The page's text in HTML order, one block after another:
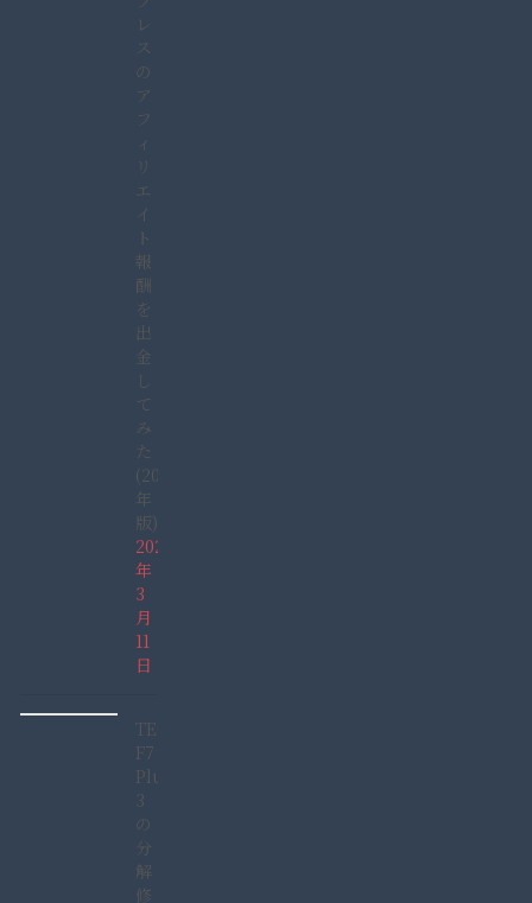
レ
ス
の
ア
フ
ィ
リ
エ
イ
ト
報
酬
を
出
金
し
て
み
た
(2022
年
版)
2022
年
3
月
11
日
TECLAST
F7
Plus
3
の
分
解
修